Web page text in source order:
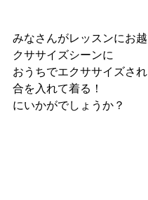
みなさんがレッスンにお
クササイズシーンに
おうちでエクササイズさ
合を入れて着る！
にいかがでしょうか？